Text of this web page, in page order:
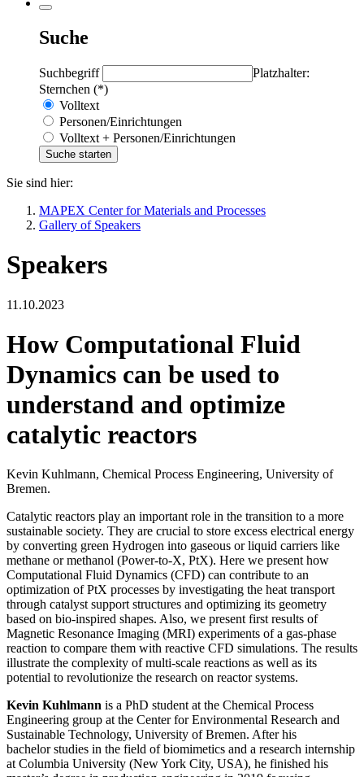
Suche
Suchbegriff
Platzhalter:
Sternchen (*)
Volltext
Personen/Einrichtungen
Volltext + Personen/Einrichtungen
Sie sind hier:
MAPEX Center for Materials and Processes
Gallery of Speakers
Speakers
11.10.2023
How Computational Fluid
Dynamics can be used to
understand and optimize
catalytic reactors
Kevin Kuhlmann, Chemical Process Engineering, University of
Bremen.
Catalytic reactors play an important role in the transition to a more
sustainable society. They are crucial to store excess electrical energy
by converting green Hydrogen into gaseous or liquid carriers like
methane or methanol (Power-to-X, PtX). Here we present how
Computational Fluid Dynamics (CFD) can contribute to an
optimization of PtX processes by investigating the heat transport
through catalyst support structures and optimizing its geometry
based on bio-inspired shapes. Also, we present first results of
Magnetic Resonance Imaging (MRI) experiments of a gas-phase
reaction to compare them with reactive CFD simulations. The results
illustrate the complexity of multi-scale reactions as well as its
potential to revolutionize the research on reactor systems.
Kevin Kuhlmann is a PhD student at the Chemical Process
Engineering group at the Center for Environmental Research and
Sustainable Technology, University of Bremen. After his
bachelor studies in the field of biomimetics and a research internship
at Columbia University (New York City, USA), he finished his